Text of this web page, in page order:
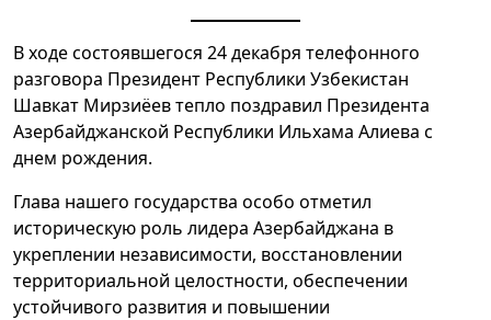
В ходе состоявшегося 24 декабря телефонного
разговора Президент Республики Узбекистан
Шавкат Мирзиёев тепло поздравил Президента
Азербайджанской Республики Ильхама Алиева с
днем рождения.
Глава нашего государства особо отметил
историческую роль лидера Азербайджана в
укреплении независимости, восстановлении
территориальной целостности, обеспечении
устойчивого развития и повышении